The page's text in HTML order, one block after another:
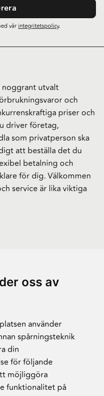
oss av
använder
spårningsteknik
din
för följande
möjliggöra
funktionalitet på
vårintegritetspolicy.
utvalt
och
priser och
driver företag,
som privatperson ska
att beställa det du
betalning och
för dig. Välkommen
service är lika viktiga